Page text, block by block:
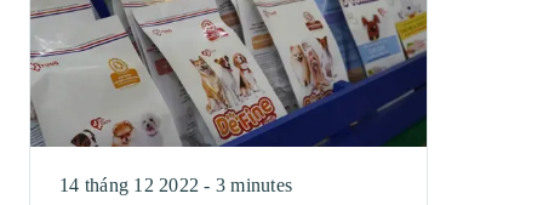
14 tháng 12 2022 - 3 minutes